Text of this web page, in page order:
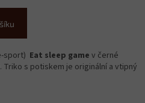
sport) Eat sleep game v černé
s potiskem je originální a vtipný